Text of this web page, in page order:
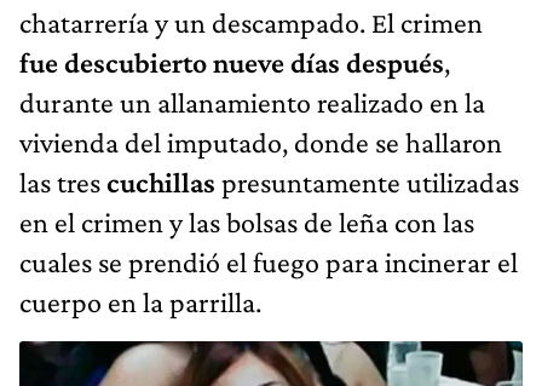
chatarrería y un descampado. El crimen
fue descubierto nueve días después,
durante un allanamiento realizado en la
vivienda del imputado, donde se hallaron
las trescuchillas presuntamente utilizadas
en el crimen y las bolsas de leña con las
cuales se prendió el fuego para incinerar el
cuerpo en la parrilla.